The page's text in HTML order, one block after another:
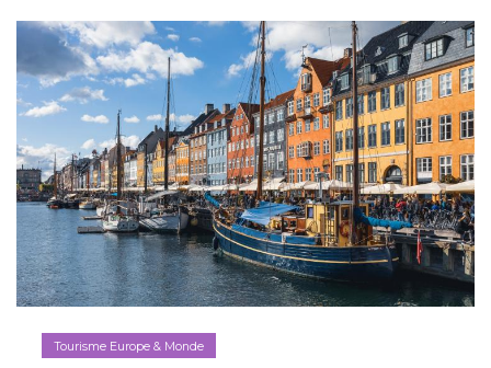
Tourisme Europe & Monde